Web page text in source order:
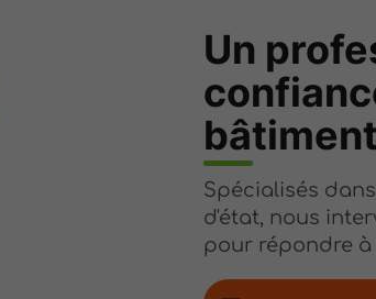
Un
bâtiment
Spécialisés
d'état, nous
pour répondre à